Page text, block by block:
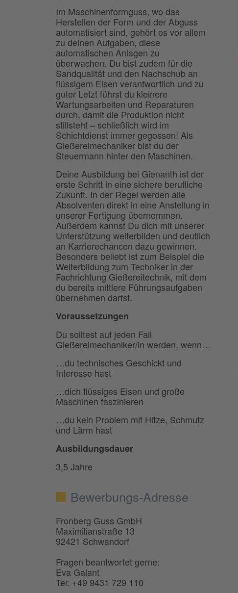
Im Maschinenformguss, wo das
Herstellen der Form und der Abguss
automatisiert sind, gehört es vor allem
zu deinen Aufgaben, diese
automatischen Anlagen zu
überwachen. Du bist zudem für die
Sandqualität und den Nachschub an
flüssigem Eisen verantwortlich und zu
guter Letzt führst du kleinere
Wartungsarbeiten und Reparaturen
durch, damit die Produktion nicht
stillsteht – schließlich wird im
Schichtdienst immer gegossen! Als
Gießereimechaniker bist du der
Steuermann hinter den Maschinen.
Deine Ausbildung bei Gienanth ist der
erste Schritt in eine sichere berufliche
Zukunft. In der Regel werden alle
Absolventen direkt in eine Anstellung in
unserer Fertigung übernommen.
Außerdem kannst Du dich mit unserer
Unterstützung weiterbilden und deutlich
an Karrierechancen dazu gewinnen.
Besonders beliebt ist zum Beispiel die
Weiterbildung zum Techniker in der
Fachrichtung Gießereitechnik, mit dem
du bereits mittlere Führungsaufgaben
übernehmen darfst.
Voraussetzungen
Du solltest auf jeden Fall
Gießereimechaniker/in werden, wenn…
…du technisches Geschickt und
Interesse hast
…dich flüssiges Eisen und große
Maschinen faszinieren
…du kein Problem mit Hitze, Schmutz
und Lärm hast
Ausbildungsdauer
3,5 Jahre
Bewerbungs-Adresse
Fronberg Guss GmbH
Maximilianstraße 13
92421 Schwandorf
Fragen beantwortet gerne:
Eva Galant
Tel: +49 9431 729 110